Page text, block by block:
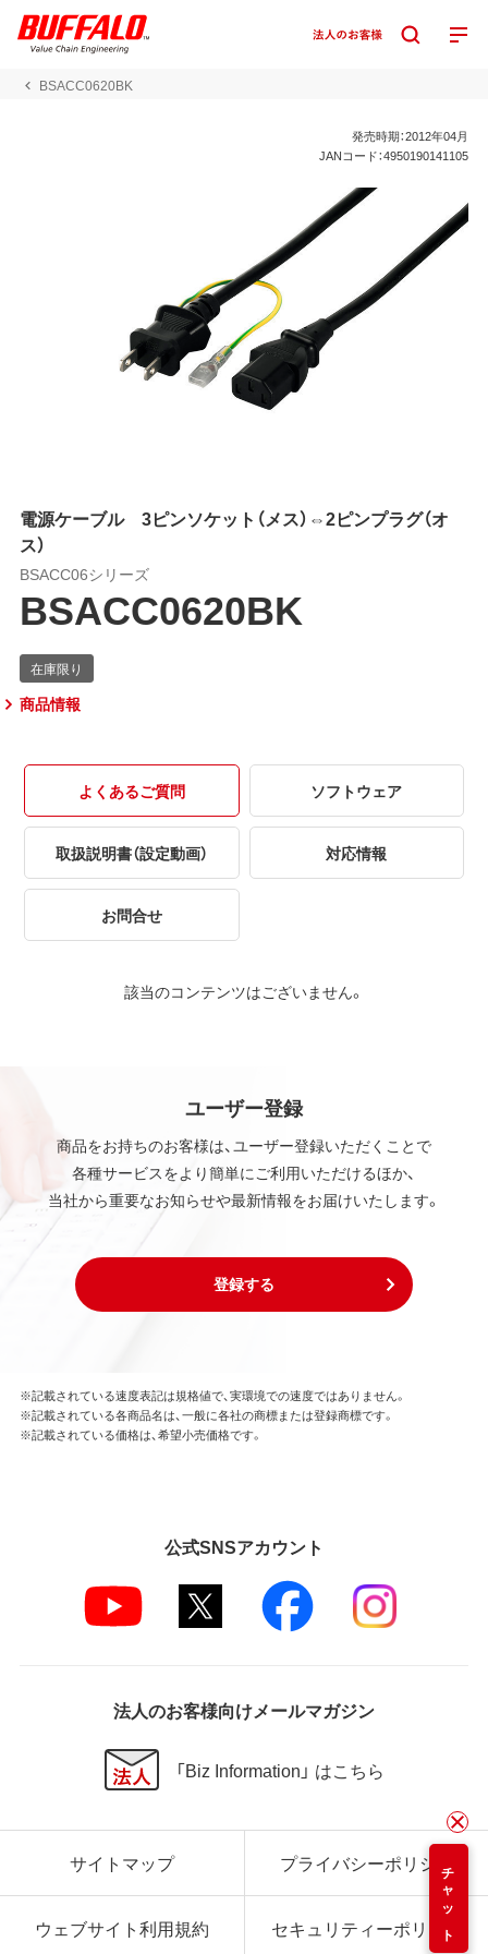
BSACC0620BK
発売時期：2012年04月
JANコード：4950190141105
電源ケーブル 3ピンソケット（メス）⇔2ピンプラグ（オ
ス）
BSACC06シリーズ
BSACC0620BK
商品情報
よくあるご質問 ソフトウェア
取扱説明書（設定動画） 対応情報
お問合せ
該当のコンテンツはございません。
ユーザー登録
商品をお持ちのお客様は、ユーザー登録いただくことで
各種サービスをより簡単にご利用いただけるほか、
当社から重要なお知らせや最新情報をお届けいたします。
登録する
チャット
※記載されている速度表記は規格値で、実環境での速度ではありません。
※記載されている各商品名は、一般に各社の商標または登録商標です。
※記載されている価格は、希望小売価格です。
公式SNSアカウント
法人のお客様向けメールマガジン
「Biz Information」 はこちら
サイトマップ プライバシーポリシー
ウェブサイト利用規約 セキュリティーポリシー